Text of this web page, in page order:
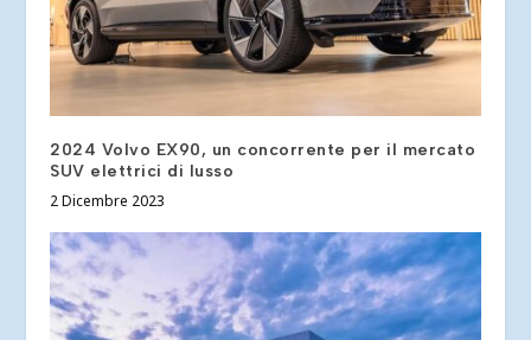
2024 Volvo EX90, un concorrente per il mercato
SUV elettrici di lusso
2 Dicembre 2023